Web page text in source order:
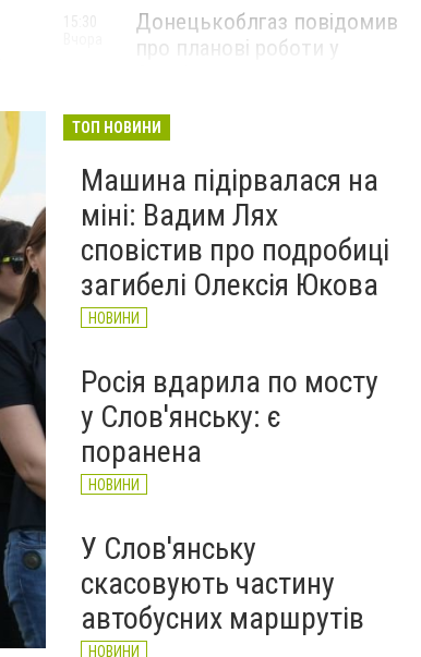
Донецькоблгаз повідомив
про планові роботи у
НОВИНИ
15:30
ТОП НОВИНИ
Машина підірвалася на
міні: Вадим Лях
сповістив про подробиці
загибелі Олексія Юкова
НОВИНИ
Росія вдарила по мосту
у Слов'янську: є
поранена
НОВИНИ
У Слов'янську
скасовують частину
автобусних маршрутів
НОВИНИ